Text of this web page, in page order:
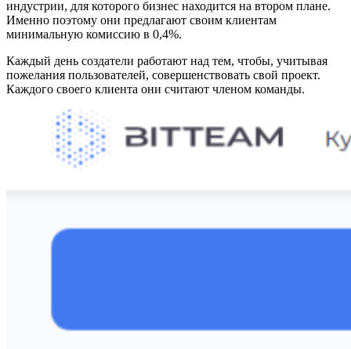
индустрии, для которого бизнес находится на втором плане.
Именно поэтому они предлагают своим клиентам
минимальную комиссию в 0,4%.
Каждый день создатели работают над тем, чтобы, учитывая
пожелания пользователей, совершенствовать свой проект.
Каждого своего клиента они считают членом команды.